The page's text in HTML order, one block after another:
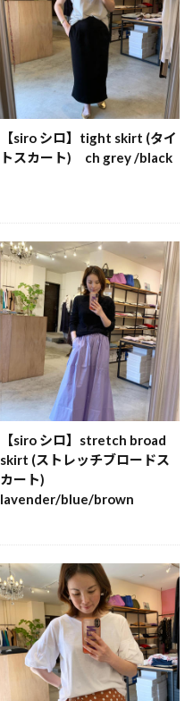
【siro シロ】tight skirt (タイ
トスカート) ch grey /black
【siro シロ】stretch broad
skirt (ストレッチブロードス
カート)
lavender/blue/brown